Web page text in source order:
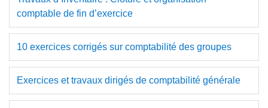
comptable de fin d’exercice
10 exercices corrigés sur comptabilité des groupes
Exercices et travaux dirigés de comptabilité générale